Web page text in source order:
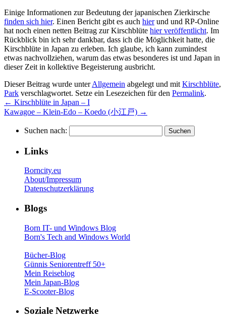
Einige Informationen zur Bedeutung der japanischen Zierkirsche
finden sich hier. Einen Bericht gibt es auch hierund und RP-Online
hat noch einen netten Beitrag zur Kirschblüte hier veröffentlicht. Im
Rückblick bin ich sehr dankbar, dass ich die Möglichkeit hatte, die
Kirschblüte in Japan zu erleben. Ich glaube, ich kann zumindest
etwas nachvollziehen, warum das etwas besonderes ist und Japan in
dieser Zeit in kollektive Begeisterung ausbricht.
Dieser Beitrag wurde unterAllgemein abgelegt und mit Kirschblüte,
Park verschlagwortet. Setze ein Lesezeichen für den Permalink.
← Kirschblüte in Japan – I
Kawagoe – Klein-Edo – Koedo (小江戸) →
Suchen nach:
Links
Borncity.eu
About/Impressum
Datenschutzerklärung
Blogs
Born IT- und Windows Blog
Born's Tech and Windows World
Bücher-Blog
Günnis Seniorentreff 50+
Mein Reiseblog
Mein Japan-Blog
E-Scooter-Blog
Soziale Netzwerke